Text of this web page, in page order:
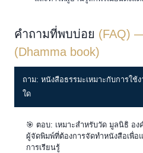
คำถามที่พบบ่อย (FAQ)
(Dhamma book)
ถาม: หนังสือธรรมะเหมาะกับการใช้
ใด
🎯 ตอบ: เหมาะสำหรับวัด มูลนิธิ อ
ผู้จัดพิมพ์ที่ต้องการจัดทำหนังสือเพื่อ
การเรียนรู้